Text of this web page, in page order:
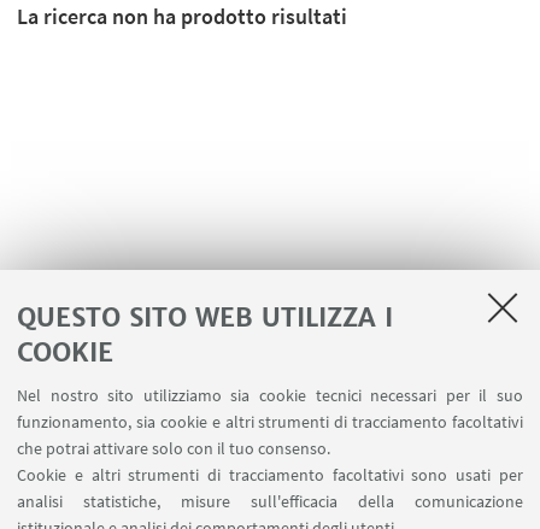
QUESTO SITO WEB UTILIZZA I
COOKIE
Nel nostro sito utilizziamo sia cookie tecnici necessari per il suo
funzionamento, sia cookie e altri strumenti di tracciamento facoltativi
che potrai attivare solo con il tuo consenso.
Cookie e altri strumenti di tracciamento facoltativi sono usati per
analisi statistiche, misure sull'efficacia della comunicazione
La ricerca non ha prodotto risultati
Area riservata
Contatti
SEGUI IL DIPARTIMENTO SU: